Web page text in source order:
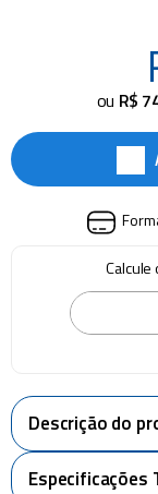
ou R$
Descrição do
Especificações